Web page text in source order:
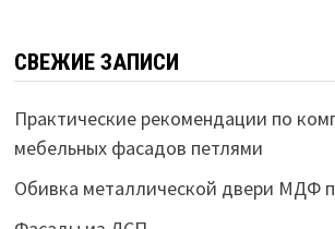
СВЕЖИЕ ЗАПИСИ
Практические рекомендации по
мебельных фасадов петлями
Обивка металлической двери МДФ